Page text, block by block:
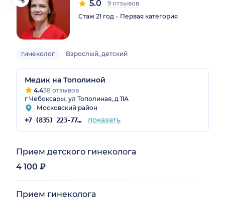
5.0
9 отзывов
Стаж 21 год
Первая категория
гинеколог Взрослый, детский
Медик на Тополиной
4.438 отзывов
г Чебоксары, ул Тополиная, д 11А
Московский район
+7 (835) 223-77-23 показать
Прием детского гинеколога
4 100 ₽
Прием гинеколога